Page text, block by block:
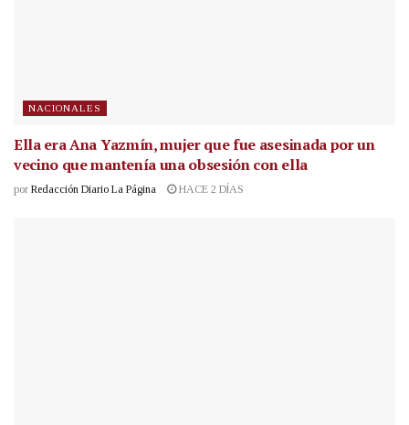
NACIONALES
Ella era Ana Yazmín, mujer que fue asesinada por un
vecino que mantenía una obsesión con ella
por Redacción Diario La Página HACE 2 DÍAS